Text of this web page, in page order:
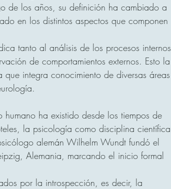
de los años, su definición ha cambiado a
en los distintos aspectos que componen
tanto al análisis de los procesos internos
de comportamientos externos. Esto la
integra conocimiento de diversas áreas
ha existido desde los tiempos de
la psicología como disciplina científica
alemán Wilhelm Wundt fundó el
Alemania, marcando el inicio formal
por la introspección, es decir, la